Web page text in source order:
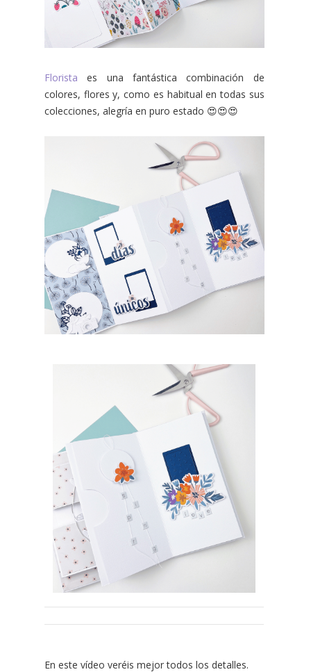
Florista es una fantástica combinación de
colores, flores y, como es habitual en todas sus
colecciones, alegría en puro estado 😍😍😍
En este vídeo veréis mejor todos los detalles.